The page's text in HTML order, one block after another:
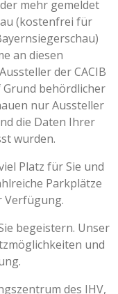
mehr gemeldet
(kostenfrei für
an diesen
der CACIB
behördlicher
nur Aussteller
die Daten Ihrer
wurden.
Platz für Sie und
Parkplätze
Verfügung.
begeistern. Unser
und
des IHV,